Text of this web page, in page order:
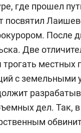
где прошел
посвятил
После
Две
местных
с земельными
дел. Так,